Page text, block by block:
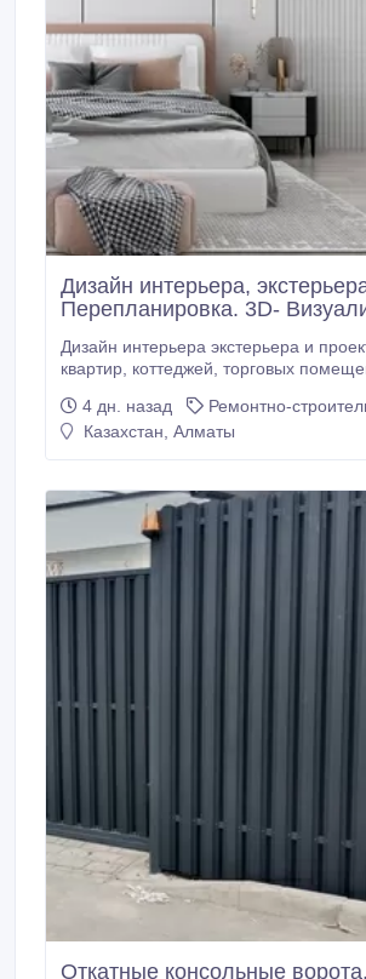
Дизайн интерьера,
Перепланировка. 3D-
Дизайн интерьера экстерьера и
квартир, коттеджей, торговых помещении, офисов,
кафе, баров, и. пр От эконом до элит класса В
состав полного дизайн-проекта
4 дн. назад
Ремонтно-
Казахстан, Алматы
Откатные консольные ворота,